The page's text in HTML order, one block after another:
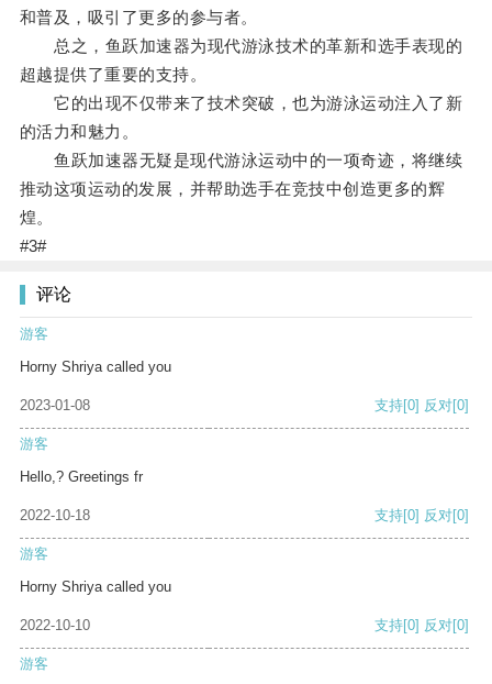
和普及，吸引了更多的参与者。
总之，鱼跃加速器为现代游泳技术的革新和选手表现的
超越提供了重要的支持。
它的出现不仅带来了技术突破，也为游泳运动注入了新
的活力和魅力。
鱼跃加速器无疑是现代游泳运动中的一项奇迹，将继续
推动这项运动的发展，并帮助选手在竞技中创造更多的辉
煌。
#3#
评论
游客
Horny Shriya called you
2023-01-08 支持[0] 反对[0]
游客
Hello,? Greetings fr
2022-10-18 支持[0] 反对[0]
游客
Horny Shriya called you
2022-10-10 支持[0] 反对[0]
游客